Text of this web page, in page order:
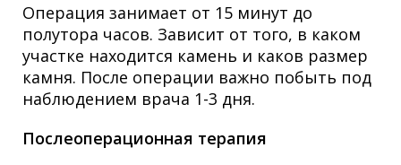
Операция занимает от 15 минут до
полутора часов. Зависит от того, в каком
участке находится камень и каков размер
камня. После операции важно побыть под
наблюдением врача 1-3 дня.
Послеоперационная терапия